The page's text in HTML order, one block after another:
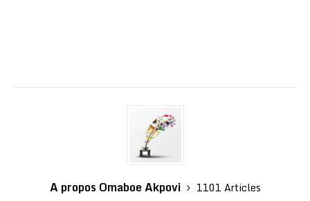
A propos Omaboe Akpovi
1101 Articles